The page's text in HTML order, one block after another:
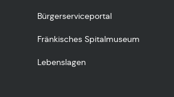
Bürgerserviceportal
Fränkisches Spitalmuseum
Lebenslagen